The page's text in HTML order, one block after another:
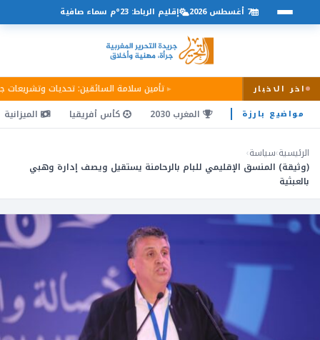
اخر الاخبار تأمين سلامة السائقين: تحديات وتشريعات
7 أغسطس 2026 إقليم الرباط: 23°م سماء صافية
مواضيع بارزة المغرب 2030 كأس أفريقيا الميزانية
الرئيسية›سياسة›
(وثيقة) المنسق الإقليمي للبام بالرحامنة يستقيل ويصف إدارة وهبي
بالعبثية